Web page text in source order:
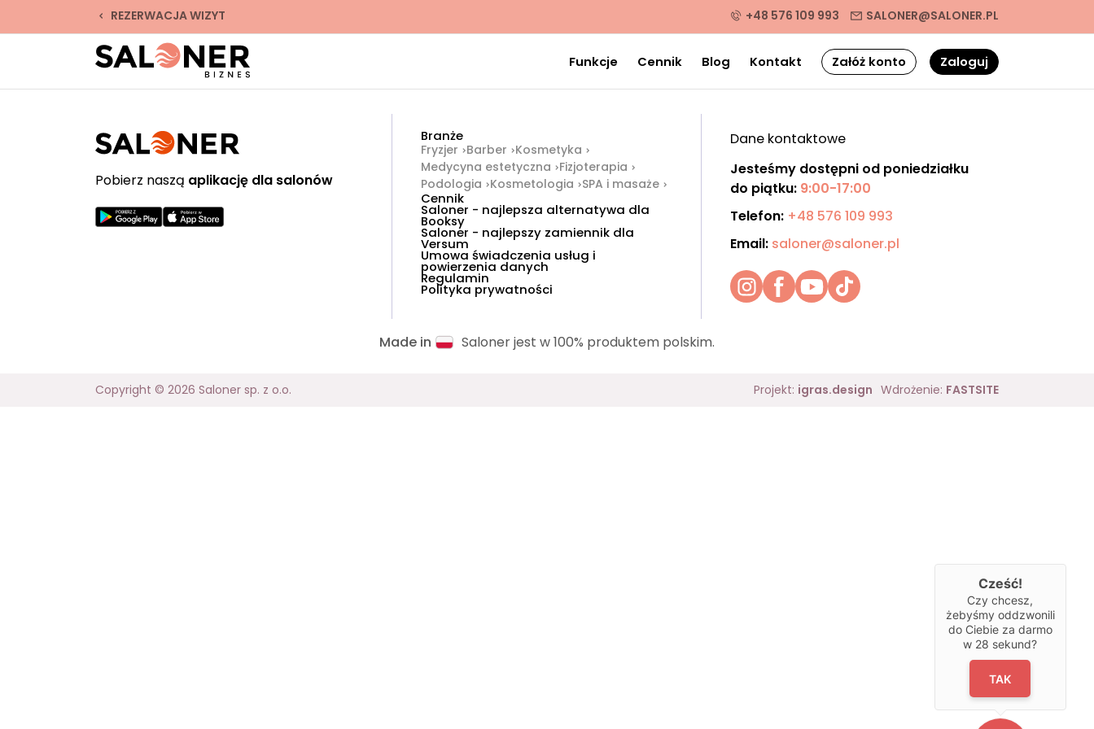
REZERWACJA WIZYT +48 576 109 993 SALONER@SALONER.PL
Funkcje Cennik Blog Kontakt Załóż konto Zaloguj
Pobierz naszą aplikację dla salonów
Branże
Fryzjer Barber Kosmetyka
Medycyna estetyczna Fizjoterapia
Podologia Kosmetologia SPA i masaże
Cennik
Saloner - najlepsza alternatywa dla
Booksy
Saloner - najlepszy zamiennik dla
Versum
Umowa świadczenia usług i
powierzenia danych
Regulamin
Polityka prywatności
Dane kontaktowe
Jesteśmy dostępni od poniedziałku
do piątku: 9:00-17:00
Telefon: +48 576 109 993
Email: saloner@saloner.pl
Made in Saloner jest w 100% produktem polskim.
Copyright © 2026 Saloner sp. z o.o. Projekt: igras.design Wdrożenie: FASTSITE
Cześć!
Czy chcesz,
żebyśmy oddzwonili
do Ciebie za darmo
w 28 sekund?
TAK